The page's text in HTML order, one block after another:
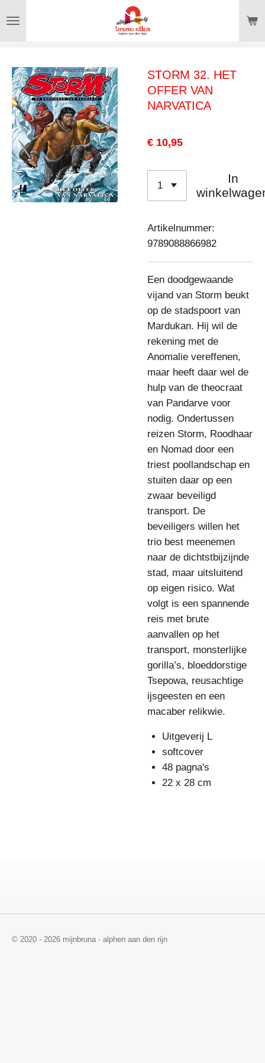
direct
hoofdinhoud
STORM 32. HET
OFFER VAN
NARVATICA
€ 10,95
In
Artikelnummer:
9789088866982
Een doodgewaande
vijand van Storm beukt
op de stadspoort van
Mardukan. Hij wil de
rekening met de
Anomalie vereffenen,
maar heeft daar wel de
hulp van de theocraat
van Pandarve voor
nodig. Ondertussen
reizen Storm, Roodhaar
en Nomad door een
triest poollandschap en
stuiten daar op een
zwaar beveiligd
transport. De
beveiligers willen het
trio best meenemen
naar de dichtstbijzijnde
stad, maar uitsluitend
op eigen risico. Wat
volgt is een spannende
reis met brute
aanvallen op het
transport, monsterlijke
gorilla’s, bloeddorstige
Tsepowa, reusachtige
ijsgeesten en een
macaber relikwie.
Uitgeverij L
softcover
48 pagna's
22 x 28 cm
© 2020 - 2026 mijnbruna - alphen aan den rijn